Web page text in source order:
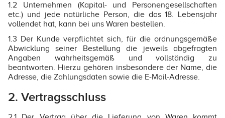
1.2 Unternehmen (Kapital- und Personengesellschaften
etc.) und jede natürliche Person, die das 18. Lebensjahr
vollendet hat, kann bei uns Waren bestellen.
1.3 Der Kunde verpflichtet sich, für die ordnungsgemäße
Abwicklung seiner Bestellung die jeweils abgefragten
Angaben wahrheitsgemäß und vollständig zu
beantworten. Hierzu gehören insbesondere der Name, die
Adresse, die Zahlungsdaten sowie die E-Mail-Adresse.
2. Vertragsschluss